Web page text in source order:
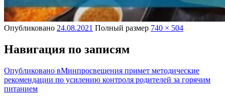
Опубликовано 24.08.2021 Полный размер 740 × 504
Навигация по записям
Опубликовано вМинпросвещения примет методические
рекомендации по усилению контроля родителей за горячим
питанием